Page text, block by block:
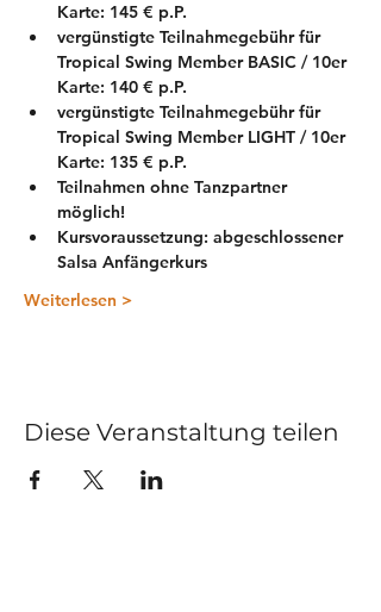
Karte: 145 € p.P.
vergünstigte Teilnahmegebühr für
Tropical Swing Member BASIC / 10er
Karte: 140 € p.P.
vergünstigte Teilnahmegebühr für
Tropical Swing Member LIGHT / 10er
Karte: 135 € p.P.
Teilnahmen ohne Tanzpartner
möglich!
Kursvoraussetzung: abgeschlossener
Salsa Anfängerkurs
Weiterlesen >
Diese Veranstaltung teilen